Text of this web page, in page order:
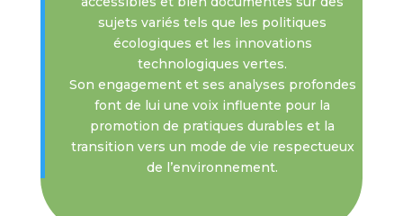
sujets variés tels que les politiques
écologiques et les innovations
technologiques vertes.
Son engagement et ses analyses profondes
font de lui une voix influente pour la
promotion de pratiques durables et la
transition vers un mode de vie respectueux
de l’environnement.